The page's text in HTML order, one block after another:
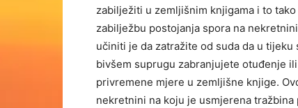
zabilježiti u zemljišnim knjigama i to
zabilježbu postojanja spora na
učiniti je da zatražite od suda da u
bivšem suprugu zabranjujete otuđenje
privremene mjere u zemljišne knjige.
nekretnini na koju je usmjerena